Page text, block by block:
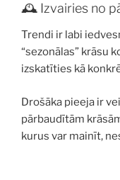
🕰️ Izvairies no
Trendi ir labi
“sezonālas” krāsu
izskatīties kā
Drošāka pieeja ir
pārbaudītām
kurus var mainīt,